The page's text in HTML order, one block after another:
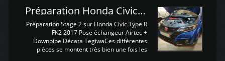
d'envoyer l'information de la large bande
dans le boitier. sydney sweeney deepfake
La sortie 0-5V de l'afr sera connectée sur
l'entrée AN Volt 8 et GndAN pour
Analogique, et Volt car l'information est une
tension (Pas une résistance variable d'un
Préparation Honda Civic Type R FK2
Préparation Stage 2 sur Honda Civic Type R
FK2 2017 Pose échangeur Airtec +
Downpipe Décata TegiwaCes différentes
pièces se montent très bien une fois les